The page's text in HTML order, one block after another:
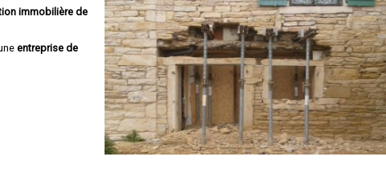
immobilière de
entreprise de